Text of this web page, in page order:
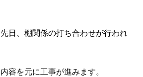
先日、棚関係の打ち合わせが行われ
内容を元に工事が進みます。